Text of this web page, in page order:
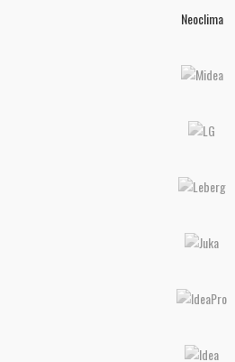
Neoclima